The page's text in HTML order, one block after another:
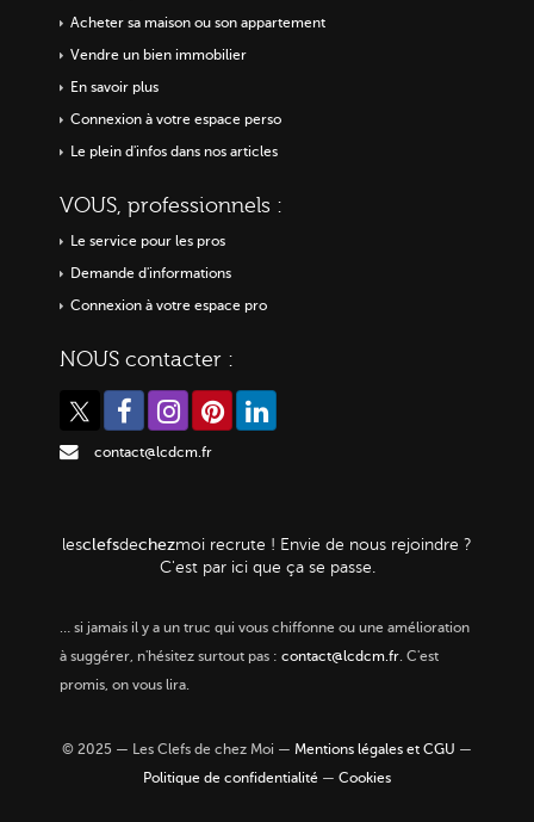
Acheter sa maison ou son appartement
Vendre un bien immobilier
En savoir plus
Connexion à votre espace perso
Le plein d'infos dans nos articles
VOUS, professionnels :
Le service pour les pros
Demande d'informations
Connexion à votre espace pro
NOUS contacter :
contact@lcdcm.fr
lesclefsdechezmoi recrute ! Envie de nous rejoindre ?
C'est par ici que ça se passe.
… si jamais il y a un truc qui vous chiffonne ou une amélioration
à suggérer, n'hésitez surtout pas : contact@lcdcm.fr. C'est
promis, on vous lira.
© 2025 — Les Clefs de chez Moi — Mentions légales et CGU —
Politique de confidentialité — Cookies